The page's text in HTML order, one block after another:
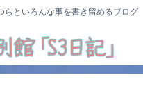
らといろんな事を書き留めるブログ